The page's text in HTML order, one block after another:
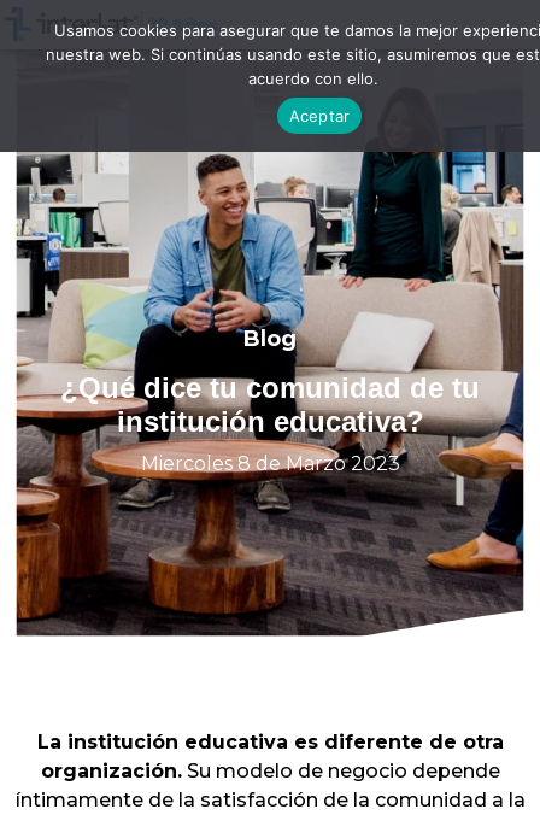
Blog
¿Qué dice tu comunidad de tu
institución educativa?
Miercoles 8 de Marzo 2023
La institución educativa es diferente de otra
organización.Su modelo de negocio depende
íntimamente de la satisfacción de la comunidad a la
Usamos cookies para asegurar que te damos la mejor
nuestra web. Si continúas usando este sitio, asumiremos que
acuerdo con ello.
Aceptar